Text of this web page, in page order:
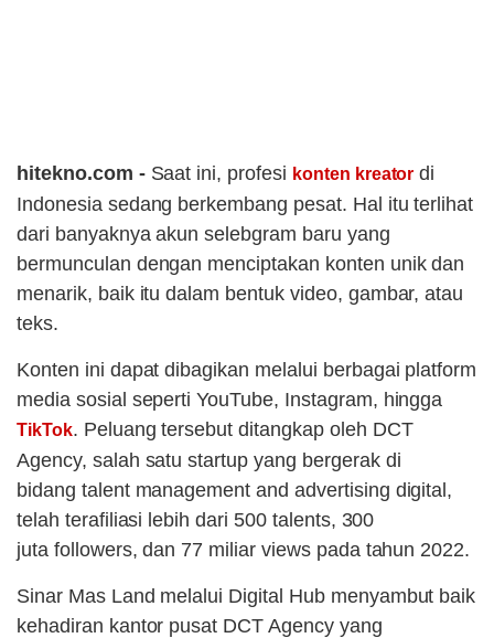
hitekno.com - Saat ini, profesi konten kreator di
Indonesia sedang berkembang pesat. Hal itu terlihat
dari banyaknya akun selebgram baru yang
bermunculan dengan menciptakan konten unik dan
menarik, baik itu dalam bentuk video, gambar, atau
teks.
Konten ini dapat dibagikan melalui berbagai platform
media sosial seperti YouTube, Instagram, hingga
TikTok. Peluang tersebut ditangkap oleh DCT
Agency, salah satu startup yang bergerak di
bidang talent management and advertising digital,
telah terafiliasi lebih dari 500 talents, 300
juta followers, dan 77 miliar views pada tahun 2022.
Sinar Mas Land melalui Digital Hub menyambut baik
kehadiran kantor pusat DCT Agency yang